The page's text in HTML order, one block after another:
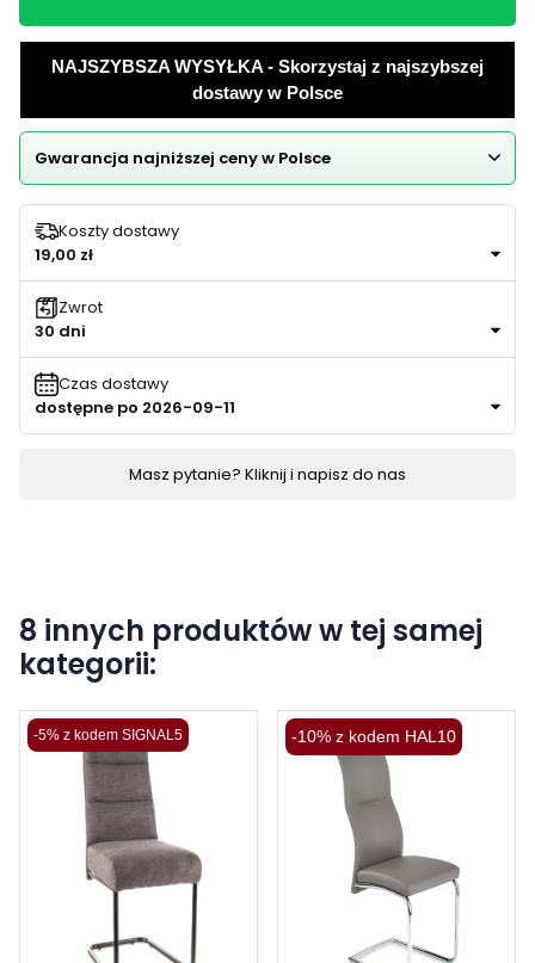
NAJSZYBSZA WYSYŁKA - Skorzystaj z najszybszej
dostawy w Polsce
Gwarancja najniższej ceny w Polsce
Koszty dostawy
19,00 zł
Zwrot
30 dni
Czas dostawy
dostępne po 2026-09-11
Masz pytanie? Kliknij i napisz do nas
8 innych produktów w tej samej
kategorii:
-5% z kodem SIGNAL5 -10% z kodem HAL10